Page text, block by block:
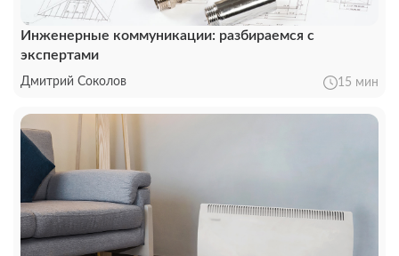
Инженерные коммуникации: разбираемся с
экспертами
Дмитрий Соколов 15 мин